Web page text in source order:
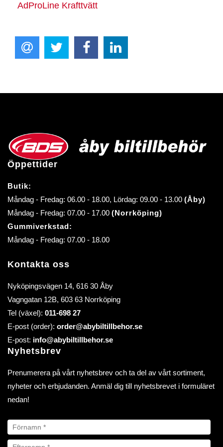
AdProLine Krafttvätt
Öppettider
Butik:
Måndag - Fredag: 06.00 - 18.00, Lördag: 09.00 - 13.00 (Åby)
Måndag - Fredag: 07.00 - 17.00 (Norrköping)
Gummiverkstad:
Måndag - Fredag: 07.00 - 18.00
Kontakta oss
Nyköpingsvägen 14, 616 30 Åby
Vagngatan 12B, 603 63 Norrköping
Tel (växel): 011-698 27
E-post (order): order@abybiltillbehor.se
E-post: info@abybiltillbehor.se
Nyhetsbrev
Prenumerera på vårt nyhetsbrev och ta del av vårt sortiment,
nyheter och erbjudanden. Anmäl dig till nyhetsbrevet i formuläret
nedan!